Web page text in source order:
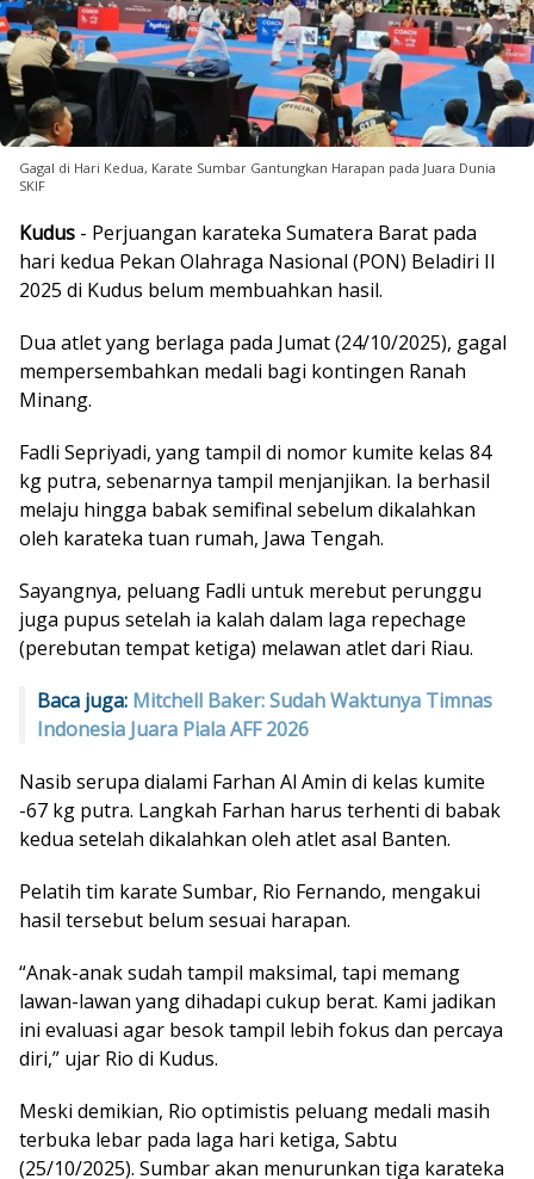
Gagal di Hari Kedua, Karate Sumbar Gantungkan Harapan pada Juara Dunia
SKIF
Kudus - Perjuangan karateka Sumatera Barat pada
hari kedua Pekan Olahraga Nasional (PON) Beladiri II
2025 di Kudus belum membuahkan hasil.
Dua atlet yang berlaga pada Jumat (24/10/2025), gagal
mempersembahkan medali bagi kontingen Ranah
Minang.
Fadli Sepriyadi, yang tampil di nomor kumite kelas 84
kg putra, sebenarnya tampil menjanjikan. Ia berhasil
melaju hingga babak semifinal sebelum dikalahkan
oleh karateka tuan rumah, Jawa Tengah.
Sayangnya, peluang Fadli untuk merebut perunggu
juga pupus setelah ia kalah dalam laga repechage
(perebutan tempat ketiga) melawan atlet dari Riau.
Baca juga: Mitchell Baker: Sudah Waktunya Timnas
Indonesia Juara Piala AFF 2026
Nasib serupa dialami Farhan Al Amin di kelas kumite
-67 kg putra. Langkah Farhan harus terhenti di babak
kedua setelah dikalahkan oleh atlet asal Banten.
Pelatih tim karate Sumbar, Rio Fernando, mengakui
hasil tersebut belum sesuai harapan.
“Anak-anak sudah tampil maksimal, tapi memang
lawan-lawan yang dihadapi cukup berat. Kami jadikan
ini evaluasi agar besok tampil lebih fokus dan percaya
diri,” ujar Rio di Kudus.
Meski demikian, Rio optimistis peluang medali masih
terbuka lebar pada laga hari ketiga, Sabtu
(25/10/2025). Sumbar akan menurunkan tiga karateka